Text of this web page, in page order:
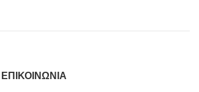
ΕΠΙΚΟΙΝΩΝΙΑ